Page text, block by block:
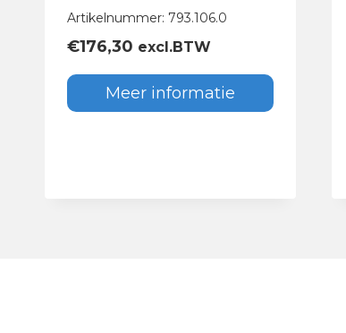
Artikelnummer: 793.106.0
€176,30 excl.BTW
Meer informatie